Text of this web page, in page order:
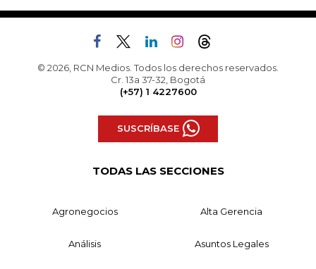
© 2026, RCN Medios. Todos los derechos reservados.
Cr. 13a 37-32, Bogotá
(+57) 1 4227600
SUSCRÍBASE
TODAS LAS SECCIONES
Agronegocios Alta Gerencia
Análisis Asuntos Legales